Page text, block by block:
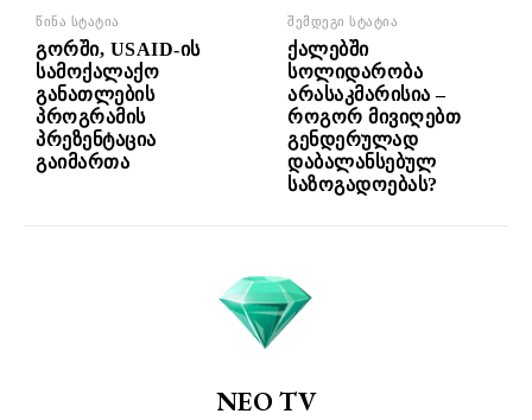
წინა სტატია
გორში, USAID-ის
სამოქალაქო
განათლების
პროგრამის
პრეზენტაცია
გაიმართა
შემდეგი სტატია
ქალებში
სოლიდარობა
არასაკმარისია –
როგორ მივიღებთ
გენდერულად
დაბალანსებულ
საზოგადოებას?
NEO TV